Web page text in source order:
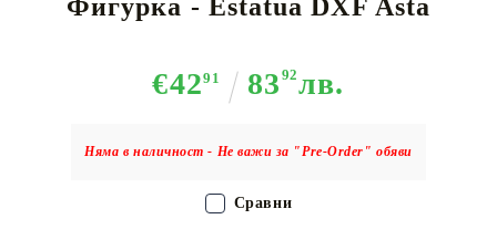
Фигурка - Estatua DXF Asta
€4291 83 92лв.
Няма в наличност - Не важи за "Pre-Order" обяви
Сравни